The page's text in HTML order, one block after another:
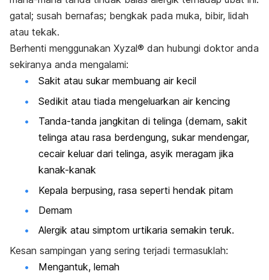
gatal; susah bernafas; bengkak pada muka, bibir, lidah
atau tekak.
Berhenti menggunakan Xyzal® dan hubungi doktor anda
sekiranya anda mengalami:
Sakit atau sukar membuang air kecil
Sedikit atau tiada mengeluarkan air kencing
Tanda-tanda jangkitan di telinga (demam, sakit
telinga atau rasa berdengung, sukar mendengar,
cecair keluar dari telinga, asyik meragam jika
kanak-kanak
Kepala berpusing, rasa seperti hendak pitam
Demam
Alergik atau simptom urtikaria semakin teruk.
Kesan sampingan yang sering terjadi termasuklah:
Mengantuk, lemah